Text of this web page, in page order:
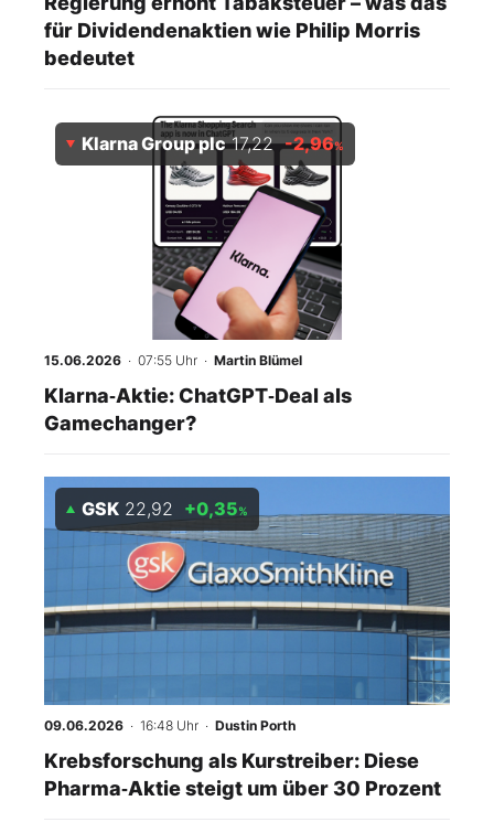
für Dividendenaktien wie Philip Morris
bedeutet
Klarna Group plc 17,22 -2,96%
15.06.2026 · 07:55 Uhr · Martin Blümel
Klarna‑Aktie: ChatGPT‑Deal als
Gamechanger?
GSK 22,92 +0,35%
09.06.2026 · 16:48 Uhr · Dustin Porth
Krebsforschung als Kurstreiber: Diese
Pharma‑Aktie steigt um über 30 Prozent